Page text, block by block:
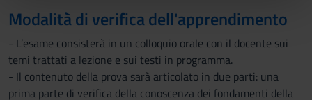
pubblicità e social media, i quali potrebbero combinarle
con altre informazioni che hai fornito loro o che hanno
raccolto dal tuo utilizzo dei loro servizi.
Modalità di verifica dell'apprendimento
- L’esame consisterà in un colloquio orale con il docente sui
temi trattati a lezione e sui testi in programma.
- Il contenuto della prova sarà articolato in due parti: una
prima parte di verifica della conoscenza dei fondamenti della